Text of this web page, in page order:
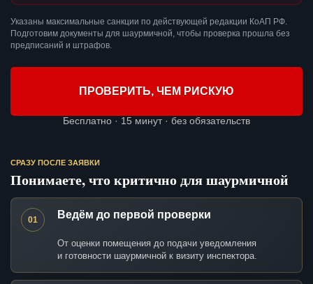
Указаны максимальные санкции по действующей редакции КоАП РФ.
Подготовим документы для шаурмичной, чтобы проверка прошла без
предписаний и штрафов.
ПРОВЕРИТЬ, ЧЕМ РИСКУЮ
Бесплатно · 15 минут · без обязательств
СРАЗУ ПОСЛЕ ЗАЯВКИ
Понимаете, что критично для шаурмичной
01 Ведём до первой проверки
От оценки помещения до подачи уведомления
и готовности шаурмичной к визиту инспектора.